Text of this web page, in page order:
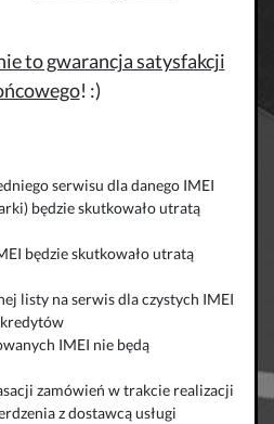
to gwarancja satysfakcji
! :)
serwisu dla danego IMEI
będzie skutkowało utratą
będzie skutkowało utratą
listy na serwis dla czystych IMEI
IMEI nie będą
zamówień w trakcie realizacji
z dostawcą usługi